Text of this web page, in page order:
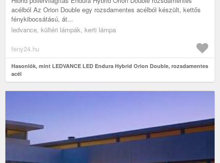
acélból Az Orion Double egy rozsdamentes acélból készült, kettős
fénykibocsátású, át...
ledvance, kültéri lámpák, kerti lámpa
feny24.hu
Hasonlók, mint LEDVANCE LED Endura Hybrid Orion Double, rozsdamentes
acél